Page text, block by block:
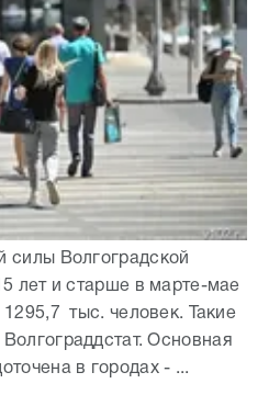
силы Волгоградской
лет и старше в марте-мае
тыс. человек. Такие
Основная
в городах - ...